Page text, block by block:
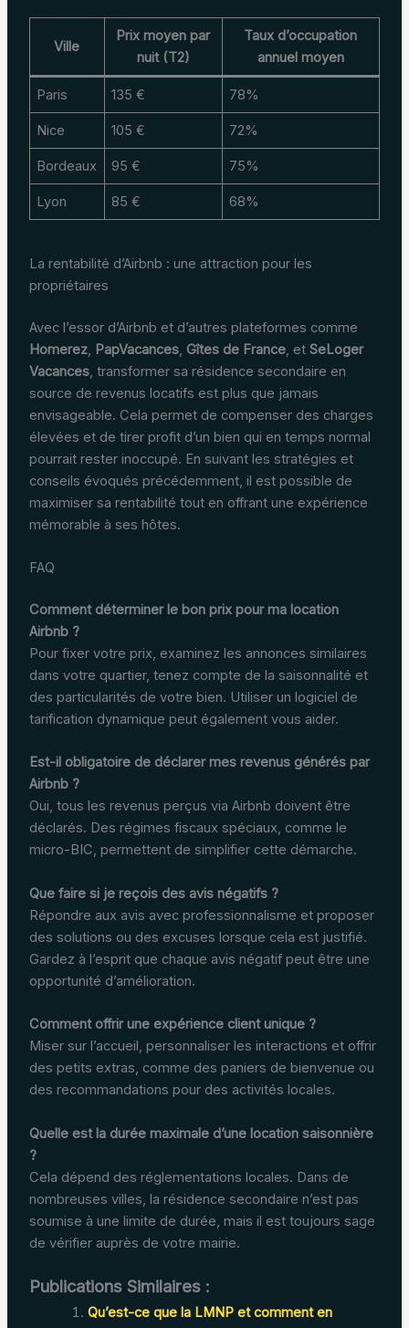
Ville
Prix moyen par
nuit (T2)
Taux d’occupation
annuel moyen
Paris 135 € 78%
Nice 105 € 72%
Bordeaux 95 € 75%
Lyon 85 € 68%
La rentabilité d’Airbnb : une attraction pour les
propriétaires
Avec l’essor d’Airbnb et d’autres plateformes comme
Homerez, PapVacances, Gîtes de France, et SeLoger
Vacances, transformer sa résidence secondaire en
source de revenus locatifs est plus que jamais
envisageable. Cela permet de compenser des charges
élevées et de tirer profit d’un bien qui en temps normal
pourrait rester inoccupé. En suivant les stratégies et
conseils évoqués précédemment, il est possible de
maximiser sa rentabilité tout en offrant une expérience
mémorable à ses hôtes.
FAQ
Comment déterminer le bon prix pour ma location
Airbnb ?
Pour fixer votre prix, examinez les annonces similaires
dans votre quartier, tenez compte de la saisonnalité et
des particularités de votre bien. Utiliser un logiciel de
tarification dynamique peut également vous aider.
Est-il obligatoire de déclarer mes revenus générés par
Airbnb ?
Oui, tous les revenus perçus via Airbnb doivent être
déclarés. Des régimes fiscaux spéciaux, comme le
micro-BIC, permettent de simplifier cette démarche.
Que faire si je reçois des avis négatifs ?
Répondre aux avis avec professionnalisme et proposer
des solutions ou des excuses lorsque cela est justifié.
Gardez à l’esprit que chaque avis négatif peut être une
opportunité d’amélioration.
Comment offrir une expérience client unique ?
Miser sur l’accueil, personnaliser les interactions et offrir
des petits extras, comme des paniers de bienvenue ou
des recommandations pour des activités locales.
Quelle est la durée maximale d’une location saisonnière
?
Cela dépend des réglementations locales. Dans de
nombreuses villes, la résidence secondaire n’est pas
soumise à une limite de durée, mais il est toujours sage
de vérifier auprès de votre mairie.
Publications Similaires :
Qu’est-ce que la LMNP et comment en